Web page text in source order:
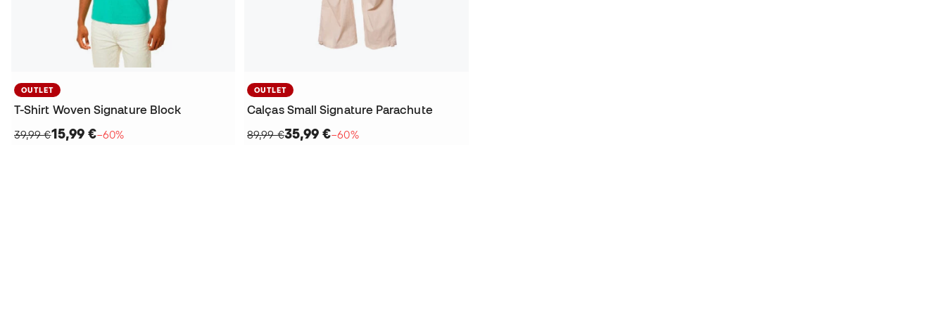
OUTLET
T-Shirt Woven Signature Block
39,99 €15,99 €−60%
OUTLET
Calças Small Signature Parachute
89,99 €35,99 €−60%